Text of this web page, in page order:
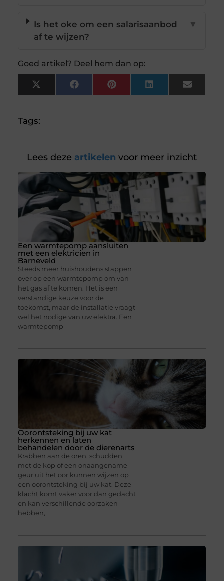
Is het oke om een salarisaanbod
af te wijzen?
▼
Goed artikel? Deel hem dan op:
X
(Twitter)
FacebookPinterestLinkedInEmail
Tags:
Lees deze artikelen voor meer inzicht
Een warmtepomp aansluiten
met een elektricien in
Barneveld
Steeds meer huishoudens stappen
over op een warmtepomp om van
het gas af te komen. Het is een
verstandige keuze voor de
toekomst, maar de installatie vraagt
wel het nodige van uw elektra. Een
warmtepomp
Oorontsteking bij uw kat
herkennen en laten
behandelen door de dierenarts
Krabben aan de oren, schudden
met de kop of een onaangename
geur uit het oor kunnen wijzen op
een oorontsteking bij uw kat. Deze
klacht komt vaker voor dan gedacht
en kan verschillende oorzaken
hebben,